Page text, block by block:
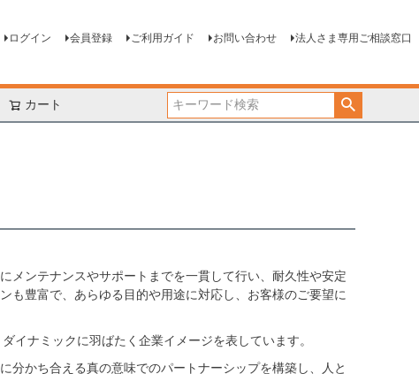
ログイン 会員登録 ご利用ガイド お問い合わせ 法人さま専用ご相談窓口
カート
メンテナンスやサポートまでを一貫して行い、耐久性や安定
も豊富で、あらゆる目的や用途に対応し、お客様のご要望に
イナミックに羽ばたく企業イメージを表しています。
分かち合える真の意味でのパートナーシップを構築し、人と